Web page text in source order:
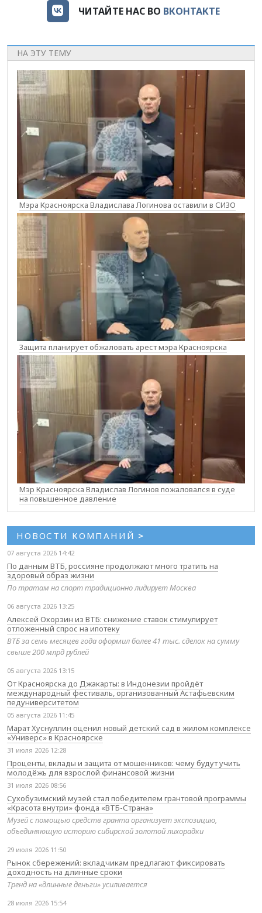
ЧИТАЙТЕ НАС ВО ВКОНТАКТЕ
НА ЭТУ ТЕМУ
Мэра Красноярска Владислава Логинова оставили в СИЗО
Защита планирует обжаловать арест мэра Красноярска
Мэр Красноярска Владислав Логинов пожаловался в суде
на повышенное давление
НОВОСТИ КОМПАНИЙ >
07 августа 2026 14:42
По данным ВТБ, россияне продолжают много тратить на
здоровый образ жизни
По тратам на спорт традиционно лидирует Москва
06 августа 2026 13:25
Алексей Охорзин из ВТБ: снижение ставок стимулирует
отложенный спрос на ипотеку
ВТБ за семь месяцев года оформил более 41 тыс. сделок на сумму
свыше 200 млрд рублей
05 августа 2026 13:15
От Красноярска до Джакарты: в Индонезии пройдёт
международный фестиваль, организованный Астафьевским
педуниверситетом
05 августа 2026 11:45
Марат Хуснуллин оценил новый детский сад в жилом комплексе
«Универс» в Красноярске
31 июля 2026 12:28
Проценты, вклады и защита от мошенников: чему будут учить
молодёжь для взрослой финансовой жизни
31 июля 2026 08:56
Сухобузимский музей стал победителем грантовой программы
«Красота внутри» фонда «ВТБ-Страна»
Музей с помощью средств гранта организует экспозицию,
объединяющую историю сибирской золотой лихорадки
29 июля 2026 11:50
Рынок сбережений: вкладчикам предлагают фиксировать
доходность на длинные сроки
Тренд на «длинные деньги» усиливается
28 июля 2026 15:54